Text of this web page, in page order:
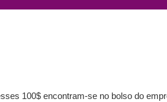
100$ encontram-se no bolso do